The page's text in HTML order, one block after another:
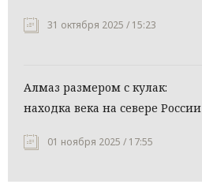
31 октября 2025 / 15:23
Алмаз размером с кулак:
находка века на севере России
01 ноября 2025 / 17:55